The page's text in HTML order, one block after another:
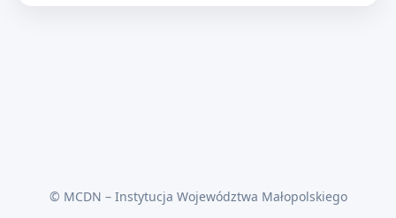
© MCDN – Instytucja Województwa Małopolskiego